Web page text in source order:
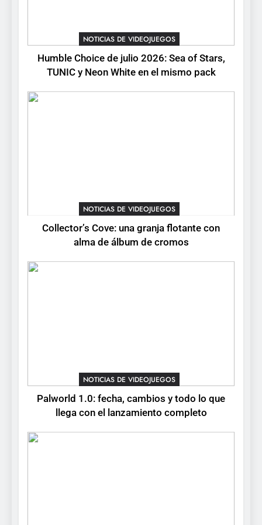
cambios y todo lo que llega
con el lanzamiento
completo
NOTICIAS DE VIDEOJUEGOS
lanza demo gratuita y abre
reservas
NOTICIAS DE VIDEOJUEGOS
PS5, Xbox Series X|S y PC
NOTICIAS DE VIDEOJUEGOS
Humble Choice de julio 2026: Sea of Stars,
TUNIC y Neon White en el mismo pack
NOTICIAS DE VIDEOJUEGOS
Collector’s Cove: una granja flotante con
alma de álbum de cromos
NOTICIAS DE VIDEOJUEGOS
Palworld 1.0: fecha, cambios y todo lo que
llega con el lanzamiento completo